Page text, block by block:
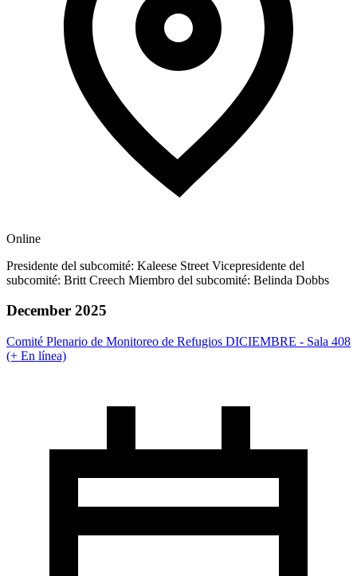
Online
Presidente del subcomité: Kaleese Street Vicepresidente del
subcomité: Britt Creech Miembro del subcomité: Belinda Dobbs
December 2025
Comité Plenario de Monitoreo de Refugios DICIEMBRE - Sala 408
(+ En línea)